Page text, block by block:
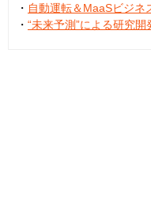
・ 自動運転＆MaaSビジネ
・ “未来予測”による研究開